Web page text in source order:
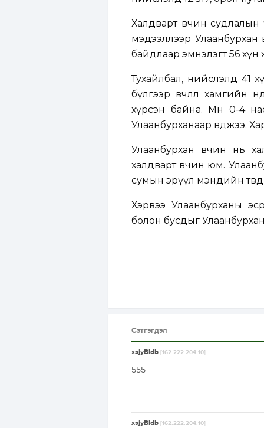
Халдварт өвчин судлалын
мэдээллээр Улаанбурхан
байдлаар эмнэлэгт 56 хүн
Тухайлбал, нийслэлд 41
бүлгээр өвчлөл хамгийн
хүрсэн байна. Мөн 0-4
Улаанбурханаар өвджээ.
Улаанбурхан өвчин нь
халдварт өвчин юм.
сумын эрүүл мэндийн
Хэрвээ Улаанбурханы
болон бусдыг Улаанбурхан
Сэтгэгдэл
xsjyBldb [162.222.204.10]
555
xsjyBldb [162.222.204.10]